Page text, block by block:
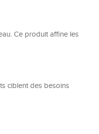
Ce produit affine les
ciblent des besoins